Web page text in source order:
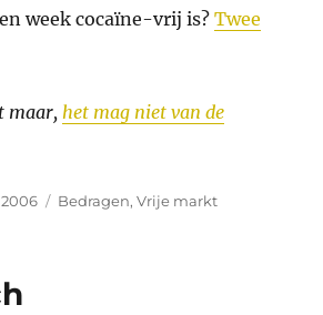
week cocaïne-vrij is?Twee
maar, het mag niet van de
Categorieën
Bedragen,Vrije markt